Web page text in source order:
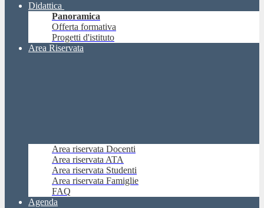
Didattica
Panoramica
Offerta formativa
Progetti d'istituto
Area Riservata
Area riservata Docenti
Area riservata ATA
Area riservata Studenti
Area riservata Famiglie
FAQ
Agenda